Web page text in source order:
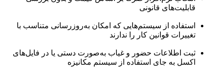
قابلیت‌های قانونی
استفاده از سیستم‌هایی که امکان به‌روزرسانی متناسب با
تغییرات قوانین کار را ندارند
ثبت اطلاعات حضور و غیاب به‌صورت دستی یا در فایل‌های
اکسل به جای استفاده از سیستم مکانیزه